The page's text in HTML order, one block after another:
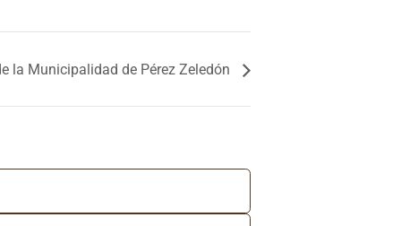
la Municipalidad de Pérez Zeledón